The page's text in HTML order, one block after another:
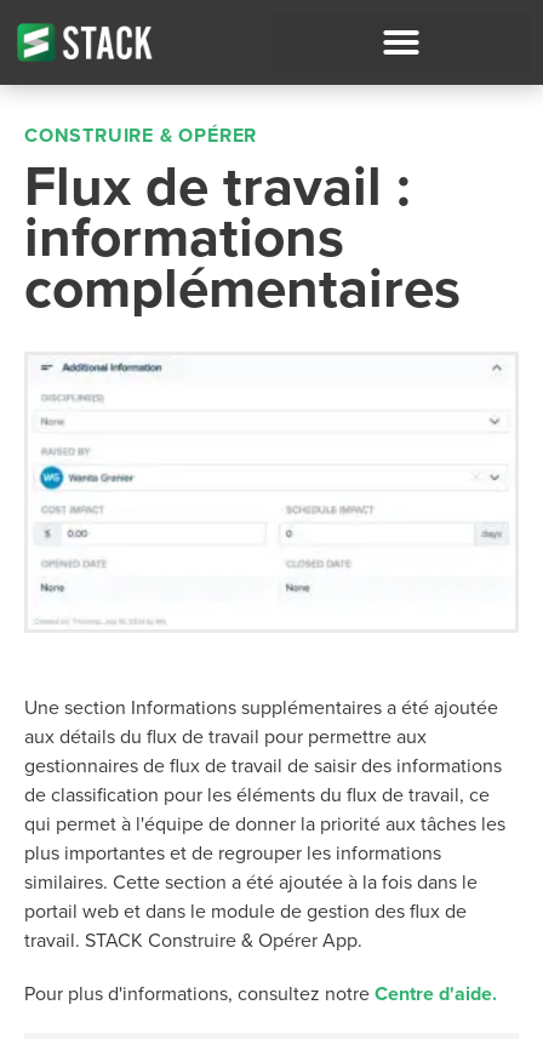
CONSTRUIRE & OPÉRER
Flux de travail :
informations
complémentaires
Une section Informations supplémentaires a été ajoutée
aux détails du flux de travail pour permettre aux
gestionnaires de flux de travail de saisir des informations
de classification pour les éléments du flux de travail, ce
qui permet à l'équipe de donner la priorité aux tâches les
plus importantes et de regrouper les informations
similaires. Cette section a été ajoutée à la fois dans le
portail web et dans le module de gestion des flux de
travail. STACK Construire & Opérer App.
Pour plus d'informations, consultez notre Centre d'aide.